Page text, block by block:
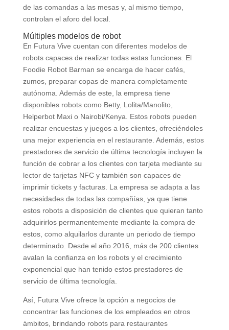
de las comandas a las mesas y, al mismo tiempo,
controlan el aforo del local.
Múltiples modelos de robot
En Futura Vive cuentan con diferentes modelos de
robots capaces de realizar todas estas funciones. El
Foodie Robot Barman se encarga de hacer cafés,
zumos, preparar copas de manera completamente
autónoma. Además de este, la empresa tiene
disponibles robots como Betty, Lolita/Manolito,
Helperbot Maxi o Nairobi/Kenya. Estos robots pueden
realizar encuestas y juegos a los clientes, ofreciéndoles
una mejor experiencia en el restaurante. Además, estos
prestadores de servicio de última tecnología incluyen la
función de cobrar a los clientes con tarjeta mediante su
lector de tarjetas NFC y también son capaces de
imprimir tickets y facturas. La empresa se adapta a las
necesidades de todas las compañías, ya que tiene
estos robots a disposición de clientes que quieran tanto
adquirirlos permanentemente mediante la compra de
estos, como alquilarlos durante un periodo de tiempo
determinado. Desde el año 2016, más de 200 clientes
avalan la confianza en los robots y el crecimiento
exponencial que han tenido estos prestadores de
servicio de última tecnología.
Así, Futura Vive ofrece la opción a negocios de
concentrar las funciones de los empleados en otros
ámbitos, brindando robots para restaurantes